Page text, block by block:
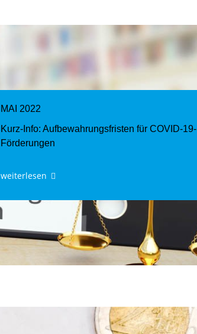
MAI 2022
Kurz-Info: Aufbewahrungsfristen für COVID-19-
Förderungen
weiterlesen